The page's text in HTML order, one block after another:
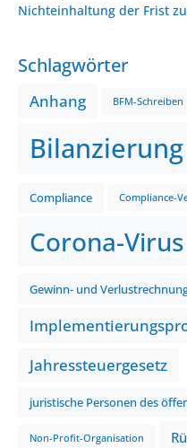
Nichteinhaltung der Frist
Schlagwörter
Anhang BFM-Schreiben
Bilanzierung
Compliance Compliance-
Corona-Virus
Gewinn- und
Jahressteuergesetz
juristische Personen des
Non-Profit-Organisation